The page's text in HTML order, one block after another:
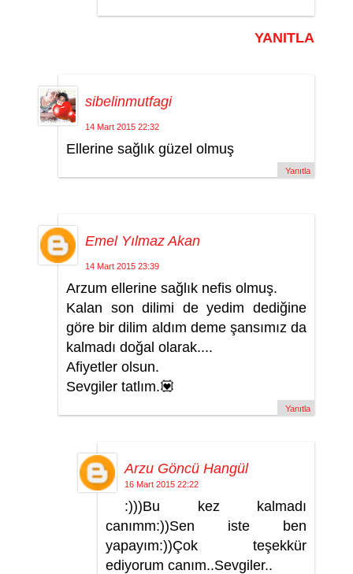
YANITLA
sibelinmutfagi
14 Mart 2015 22:32
Ellerine sağlık güzel olmuş
Yanıtla
Emel Yılmaz Akan
14 Mart 2015 23:39
Arzum ellerine sağlık nefis olmuş.
Kalan son dilimi de yedim dediğine
göre bir dilim aldım deme şansımız da
kalmadı doğal olarak....
Afiyetler olsun.
Sevgiler tatlım.💟
Yanıtla
Arzu Göncü Hangül
16 Mart 2015 22:22
:)))Bu kez kalmadı
canımm:))Sen iste ben
yapayım:))Çok teşekkür
ediyorum canım..Sevgiler..